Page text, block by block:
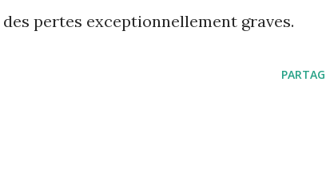
pertes exceptionnellement graves.